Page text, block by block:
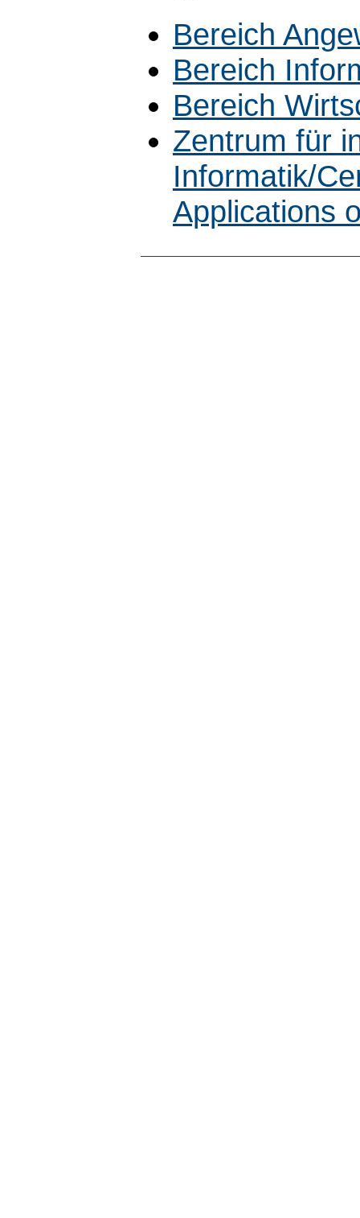
Bereich
Bereich
Bereich
Zentrum für
Informatik/
Applications